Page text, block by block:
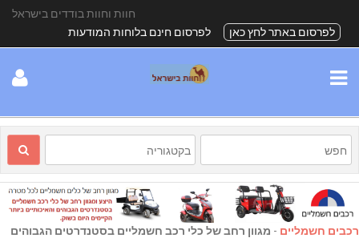
חוות וחוות בודדים בישראל
לפרסום באתר לחץ כאן
לפרסום חינם בלוחות המודעות
רכבים חשמליים - מגוון רחב של כלי רכב חשמליים בסטנדרטים הגבוהים